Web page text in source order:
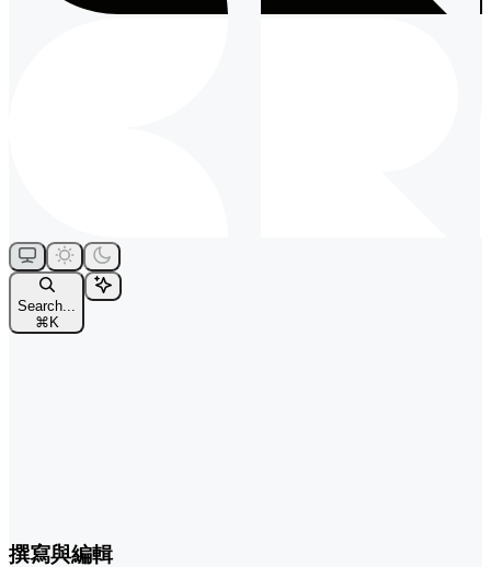
Search...
⌘ K
撰寫與編輯